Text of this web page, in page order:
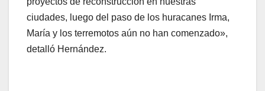
ciudades, luego del paso de los huracanes Irma,
María y los terremotos aún no han comenzado»,
detalló Hernández.